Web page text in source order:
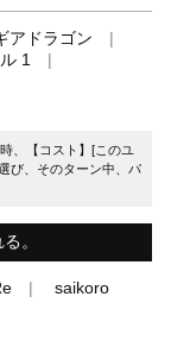
アドラゴン
1
、【コスト】[このユ
び、そのターン中、パ
。
saikoro